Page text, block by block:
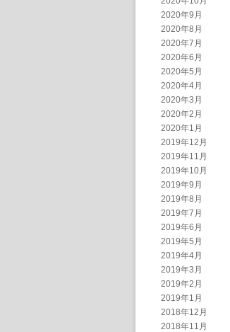
2020年9月
2020年8月
2020年7月
2020年6月
2020年5月
2020年4月
2020年3月
2020年2月
2020年1月
2019年12月
2019年11月
2019年10月
2019年9月
2019年8月
2019年7月
2019年6月
2019年5月
2019年4月
2019年3月
2019年2月
2019年1月
2018年12月
2018年11月